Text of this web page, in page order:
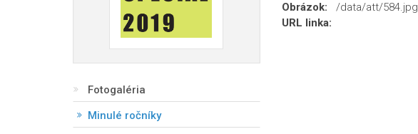
Fotogaléria
Minulé ročníky
Obrázok:
/data/att/584.jpg
URL linka: